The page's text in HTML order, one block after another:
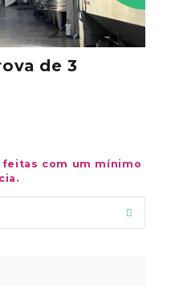
de 3
com um mínimo